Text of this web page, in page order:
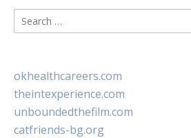
Search
for:
okhealthcareers.com
theintexperience.com
unboundedthefilm.com
catfriends-bg.org